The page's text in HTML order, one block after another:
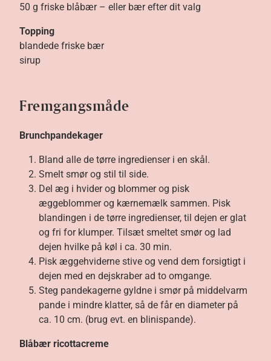
50 g friske blåbær – eller bær efter dit valg
Topping
blandede friske bær
sirup
Fremgangsmåde
​Brunchpandekager
Bland alle de tørre ingredienser i en skål.
Smelt smør og stil til side.
Del æg i hvider og blommer og pisk
æggeblommer og kærnemælk sammen. Pisk
blandingen i de tørre ingredienser, til dejen er glat
og fri for klumper. Tilsæt smeltet smør og lad
dejen hvilke på køl i ca. 30 min.
Pisk æggehviderne stive og vend dem forsigtigt i
dejen med en dejskraber ad to omgange.
Steg pandekagerne gyldne i smør på middelvarm
pande i mindre klatter, så de får en diameter på
ca. 10 cm. (brug evt. en blinispande).
Blåbær ricottacreme